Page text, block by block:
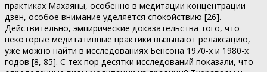
практиках Махаяны, особенно в медитации концентрации
дзен, особое внимание уделяется спокойствию [26].
Действительно, эмпирические доказательства того, что
некоторые медитативные практики вызывают релаксацию,
уже можно найти в исследованиях Бенсона 1970-х и 1980-х
годов [8, 85]. С тех пор десятки исследований показали, что